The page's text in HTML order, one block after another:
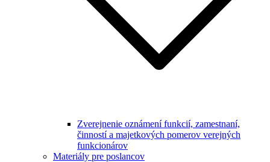
Zverejnenie oznámení funkcií, zamestnaní,
činností a majetkových pomerov verejných
funkcionárov
Materiály pre poslancov